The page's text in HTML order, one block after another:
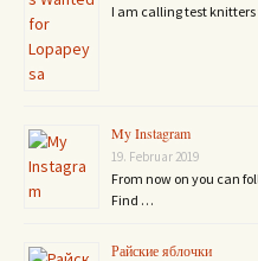
I am calling test
My Instagram
19. Februar 2019
From now on you can
Find …
Райские яблочки